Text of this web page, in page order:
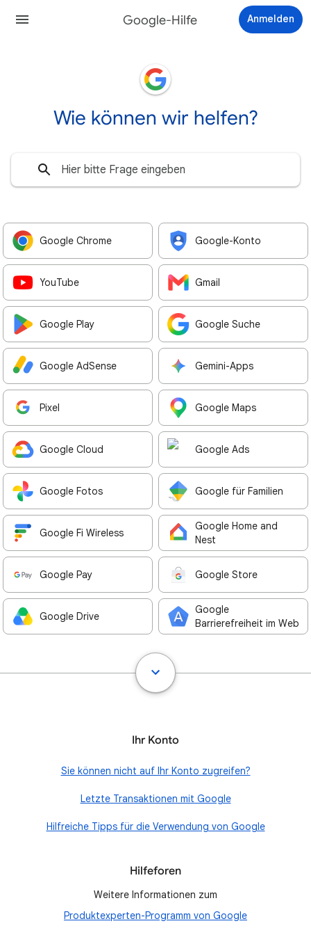
Google-Hilfe Anmelden
Wie können wir helfen?
Google Chrome Google-Konto
YouTube Gmail
Google Play Google Suche
Google AdSense Gemini-Apps
Pixel Google Maps
Google Cloud Google Ads
Google Fotos Google für Familien
Google Fi Wireless
Google Home and
Nest
Google Pay Google Store
Google Drive
Google
Barrierefreiheit im Web
Ihr Konto
Sie können nicht auf Ihr Konto zugreifen?
Letzte Transaktionen mit Google
Hilfreiche Tipps für die Verwendung von Google
Hilfeforen
Weitere Informationen zum
Produktexperten-Programm von Google